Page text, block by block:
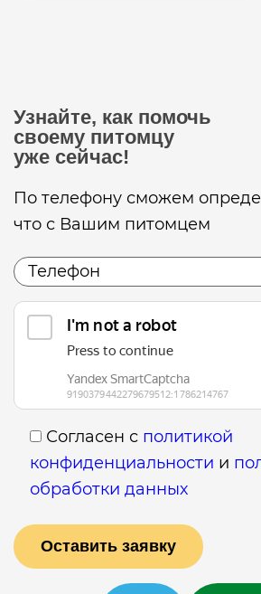
Узнайте, как помочь
своему питомцу
уже сейчас!
По телефону сможем
что с Вашим питомцем
Согласен с политикой
конфиденциальности и
обработки данных